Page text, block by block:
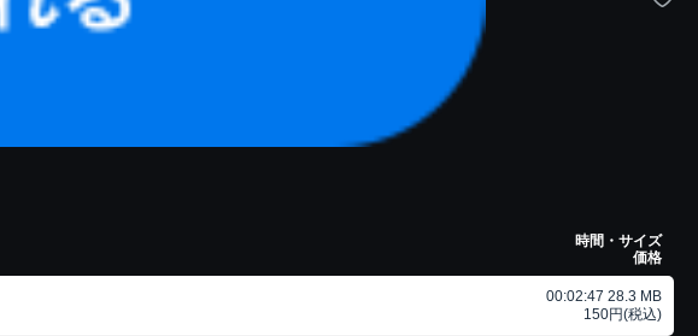
時間・サイズ
価格
00:02:47 28.3 MB
150円(税込)